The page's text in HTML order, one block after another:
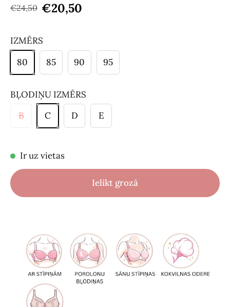
€24,50 €20,50
IZMĒRS
80
85 90 95
BĻODIŅU IZMĒRS
B
C D E
Ir uz vietas
Ielikt grozā